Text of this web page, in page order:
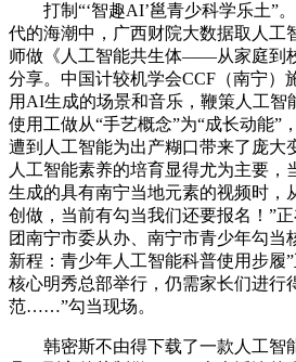
打制“‘智趣AI’邕青少科学乐土”。
代的海潮中，广西财院大数据取人工
师做《人工智能共生体——从家庭到
分享。中国计较机学会CCF（南宁）
用AI生成的场景和音乐，鞭策人工智
使用工做从“手艺概念”为“成长动能”
遭到人工智能为出产糊口带来了庞大
人工智能素养的培育显得尤为主要，
生成的具有南宁当地元素的视频时，
创做，当前有勾当我们还要报名！”
团南宁市委从办、南宁市青少年勾当
新程：青少年人工智能科普使用步履
核心明秀总部举行，仍需家长们进行
范……”勾当现场。
韩密斯不由得下载了一款人工智